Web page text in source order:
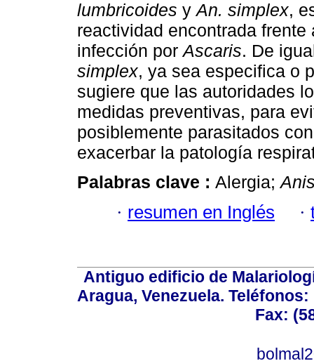
lumbricoides yAn. simplex,
reactividad encontrada
infección porAscaris. De
simplex, ya sea especifica o
sugiere que las autoridades
medidas preventivas, para
posiblemente parasitados
exacerbar la patología
Palabras clave : Alergia;
· resumen en Inglés ·
Antiguo edificio de
Aragua, Venezuela. Teléfonos:
Fax: